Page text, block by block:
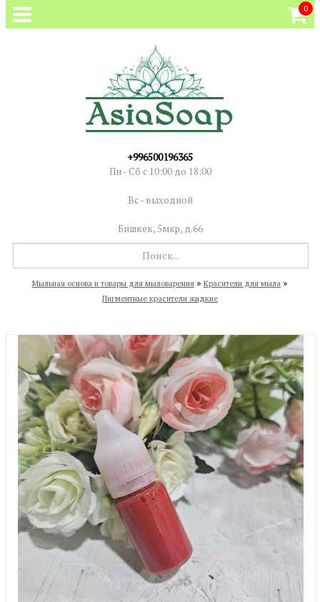
0
+996500196365
Пн - Сб с 10:00 до 18:00
Вс - выходной
Бишкек, 5мкр, д.66
Мыльная основа и товары для мыловарения » Красители для мыла »
Пигментные красители жидкие